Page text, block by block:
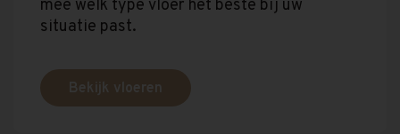
mee welk type vloer het beste bij uw
situatie past.
Bekijk vloeren